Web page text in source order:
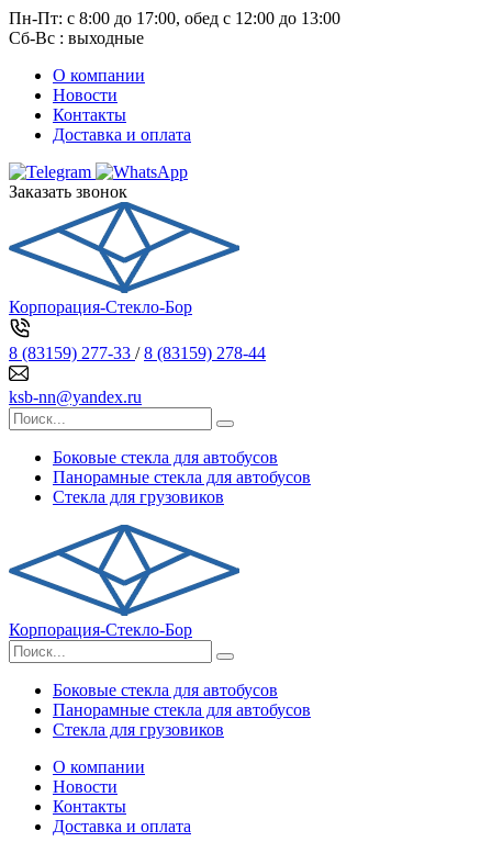
Пн-Пт: с 8:00 до 17:00, обед с 12:00 до 13:00
Сб-Вс : выходные
О компании
Новости
Контакты
Доставка и оплата
Заказать звонок
Корпорация-Стекло-Бор
8 (83159) 277-33 /8 (83159) 278-44
ksb-nn@yandex.ru
Боковые стекла для автобусов
Панорамные стекла для автобусов
Стекла для грузовиков
Корпорация-Стекло-Бор
Боковые стекла для автобусов
Панорамные стекла для автобусов
Стекла для грузовиков
О компании
Новости
Контакты
Доставка и оплата